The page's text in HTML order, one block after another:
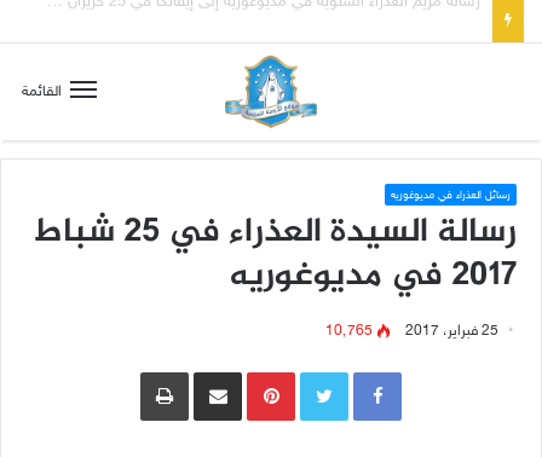
القائمة
رسائل العذراء في مديوغوريه
رسالة السيدة العذراء في 25 شباط
2017 في مديوغوريه
25 فبراير، 2017 10٬765
Pinterestمشاركة عبر البريد طباعة